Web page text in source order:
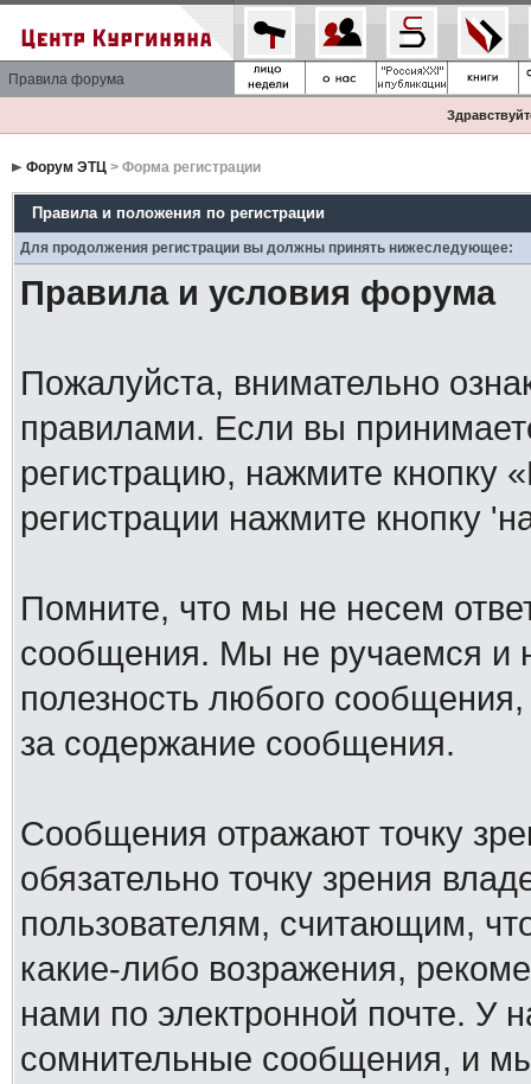
Правила форума
Форум ЭТЦ> Форма регистрации
Правила и положения по регистрации
Для продолжения регистрации вы должны принять нижеследующее:
Правила и условия форума
Пожалуйста, внимательно
правилами. Если вы
регистрацию, нажмите кнопку
регистрации нажмите кнопку
Помните, что мы не несем
сообщения. Мы не ручаемся и
полезность любого
за содержание сообщения.
Сообщения отражают точку
обязательно точку зрения
пользователям, считающим,
какие-либо возражения,
нами по электронной почте. У
сомнительные сообщения, и